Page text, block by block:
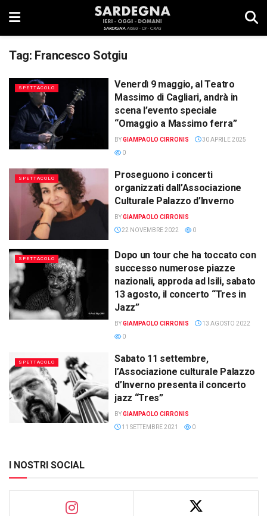
Tag: Francesco Sotgiu
SPETTACOLO
Venerdì 9 maggio, al Teatro
Massimo di Cagliari, andrà in
scena l’evento speciale
“Omaggio a Massimo ferra”
BYGIAMPAOLO CIRRONIS
30 APRILE 2025
0
SPETTACOLO
Proseguono i concerti
organizzati dall’Associazione
Culturale Palazzo d’Inverno
BYGIAMPAOLO CIRRONIS
22 NOVEMBRE 2022
0
SPETTACOLO
Dopo un tour che ha toccato con
successo numerose piazze
nazionali, approda ad Isili, sabato
13 agosto, il concerto “Tres in
Jazz”
BYGIAMPAOLO CIRRONIS
13 AGOSTO 2022
0
SPETTACOLO
Sabato 11 settembre,
l’Associazione culturale Palazzo
d’Inverno presenta il concerto
jazz “Tres”
BYGIAMPAOLO CIRRONIS
11 SETTEMBRE 2021
0
I NOSTRI SOCIAL